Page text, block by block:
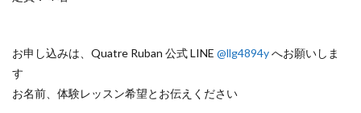
お申し込みは、Quatre Ruban 公式 LINE @llg4894yへお願いしま
す
お名前、体験レッスン希望とお伝えください